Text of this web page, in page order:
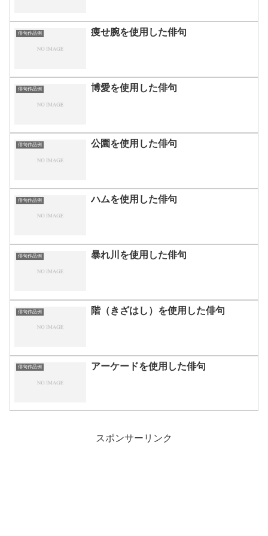
俳句作品例 痩せ腕を使用した俳句
俳句作品例 博愛を使用した俳句
俳句作品例 公園を使用した俳句
俳句作品例 ハムを使用した俳句
俳句作品例 暴れ川を使用した俳句
俳句作品例 階（きざはし）を使用した俳句
俳句作品例 アーケードを使用した俳句
スポンサーリンク